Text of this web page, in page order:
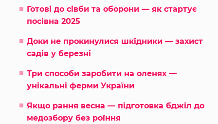
Готові до сівби та оборони — як стартує
посівна 2025
Доки не прокинулися шкідники — захист
садів у березні
Три способи заробити на оленях —
унікальні ферми України
Якщо рання весна — підготовка бджіл до
медозбору без роїння